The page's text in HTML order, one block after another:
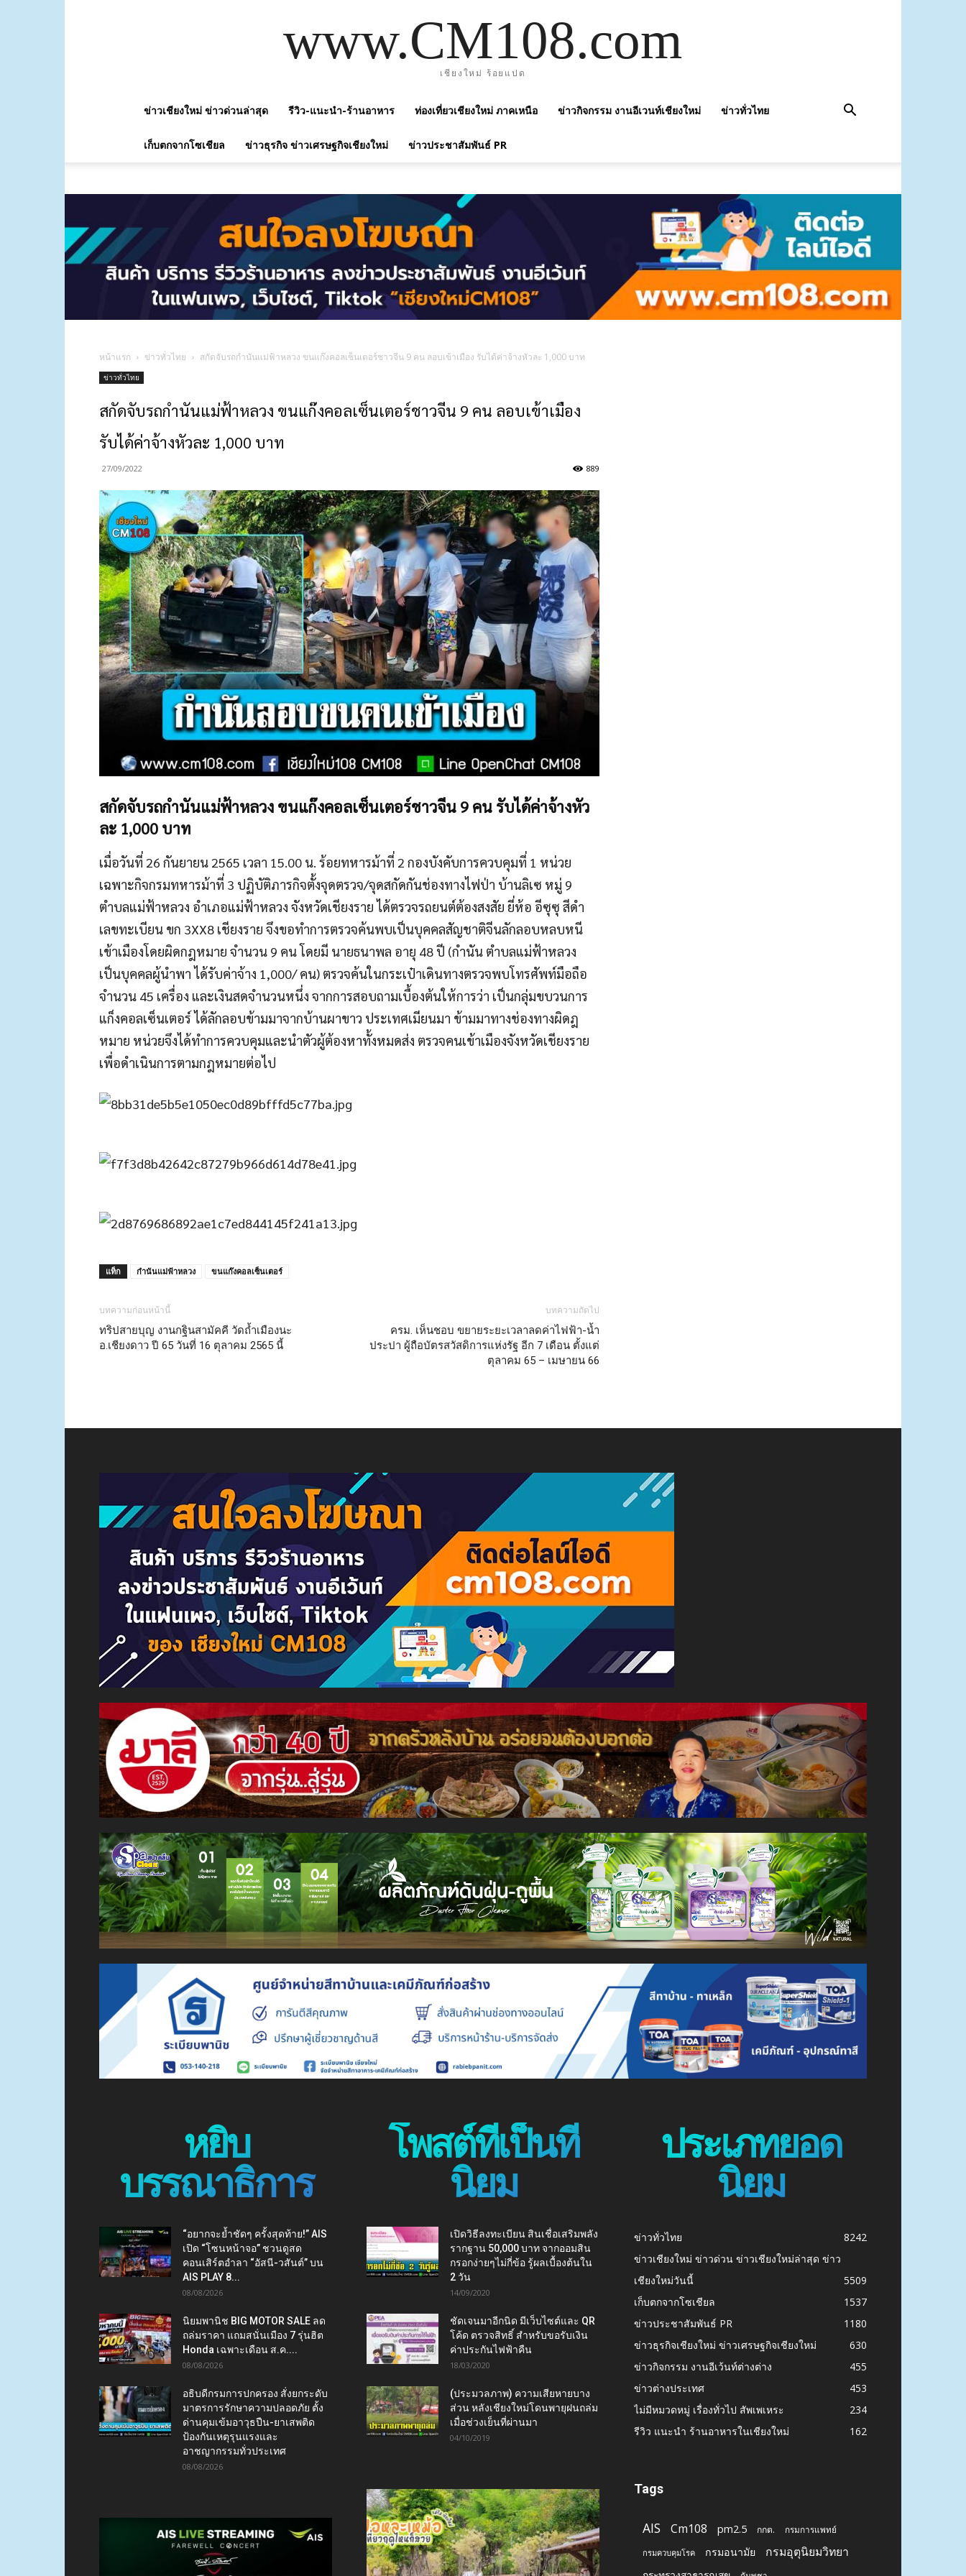
www.CM108.com
เชียงใหม่ ร้อยแปด
ข่าวเชียงใหม่ ข่าวด่วนล่าสุด รีวิว-แนะนำ-ร้านอาหาร ท่องเที่ยวเชียงใหม่ ภาคเหนือ ข่าวกิจกรรม งานอีเวนท์เชียงใหม่ ข่าวทั่วไทย
เก็บตกจากโซเชียล ข่าวธุรกิจ ข่าวเศรษฐกิจเชียงใหม่ ข่าวประชาสัมพันธ์ PR
หน้าแรก ข่าวทั่วไทย สกัดจับรถกำนันแม่ฟ้าหลวง ขนแก๊งคอลเซ็นเตอร์ชาวจีน 9 คน ลอบเข้าเมือง รับได้ค่าจ้างหัวละ 1,000 บาท
ข่าวทั่วไทย
สกัดจับรถกำนันแม่ฟ้าหลวง ขนแก๊งคอลเซ็นเตอร์ชาวจีน 9 คน ลอบเข้าเมือง
รับได้ค่าจ้างหัวละ 1,000 บาท
27/09/2022 889
สกัดจับรถกำนันแม่ฟ้าหลวง ขนแก๊งคอลเซ็นเตอร์ชาวจีน 9 คน รับได้ค่าจ้างหัว
ละ 1,000 บาท
เมื่อวันที่ 26 กันยายน 2565 เวลา 15.00 น. ร้อยทหารม้าที่ 2 กองบังคับการควบคุมที่ 1 หน่วย
เฉพาะกิจกรมทหารม้าที่ 3 ปฏิบัติภารกิจตั้งจุดตรวจ/จุดสกัดกันช่องทางไฟป่า บ้านลิเซ หมู่ 9
ตำบลแม่ฟ้าหลวง อำเภอแม่ฟ้าหลวง จังหวัดเชียงราย ได้ตรวจรถยนต์ต้องสงสัย ยี่ห้อ อีซุซุ สีดำ
เลขทะเบียน ขก 3XX8 เชียงราย จึงขอทำการตรวจค้นพบเป็นบุคคลสัญชาติจีนลักลอบหลบหนี
เข้าเมืองโดยผิดกฎหมาย จำนวน 9 คน โดยมี นายธนาพล อายุ 48 ปี (กำนัน ตำบลแม่ฟ้าหลวง
เป็นบุคคลผู้นำพา ได้รับค่าจ้าง 1,000/ คน) ตรวจค้นในกระเป๋าเดินทางตรวจพบโทรศัพท์มือถือ
จำนวน 45 เครื่อง และเงินสดจำนวนหนึ่ง จากการสอบถามเบื้องต้นให้การว่า เป็นกลุ่มขบวนการ
แก็งคอลเซ็นเตอร์ ได้ลักลอบข้ามมาจากบ้านผาขาว ประเทศเมียนมา ข้ามมาทางช่องทางผิดฎ
หมาย หน่วยจึงได้ทำการควบคุมและนำตัวผู้ต้องหาทั้งหมดส่ง ตรวจคนเข้าเมืองจังหวัดเชียงราย
เพื่อดำเนินการตามกฎหมายต่อไป
แท็ก กำนันแม่ฟ้าหลวง ขนแก๊งคอลเซ็นเตอร์
บทความก่อนหน้านี้
ทริปสายบุญ งานกฐินสามัคคี วัดถ้ำเมืองนะ
อ.เชียงดาว ปี 65 วันที่ 16 ตุลาคม 2565 นี้
บทความถัดไป
ครม. เห็นชอบ ขยายระยะเวลาลดค่าไฟฟ้า-น้ำ
ประปา ผู้ถือบัตรสวัสดิการแห่งรัฐ อีก 7 เดือน ตั้งแต่
ตุลาคม 65 – เมษายน 66
หยิบ
บรรณาธิการ
“อยากจะย้ำชัดๆ ครั้งสุดท้าย!” AIS
เปิด “โซนหน้าจอ” ชวนดูสด
คอนเสิร์ตอำลา “อัสนี-วสันต์” บน
AIS PLAY 8...
08/08/2026
นิยมพานิช BIG MOTOR SALE ลด
ถล่มราคา แถมสนั่นเมือง 7 รุ่นฮิต
Honda เฉพาะเดือน ส.ค....
08/08/2026
อธิบดีกรมการปกครอง สั่งยกระดับ
มาตรการรักษาความปลอดภัย ตั้ง
ด่านคุมเข้มอาวุธปืน-ยาเสพติด
ป้องกันเหตุรุนแรงและ
อาชญากรรมทั่วประเทศ
08/08/2026
โพสต์ที่เป็นที่
นิยม
เปิดวิธีลงทะเบียน สินเชื่อเสริมพลัง
รากฐาน 50,000 บาท จากออมสิน
กรอกง่ายๆไม่กี่ข้อ รู้ผลเบื้องต้นใน
2 วัน
14/09/2020
ชัดเจนมาอีกนิด มีเว็บไซต์และ QR
โค้ด ตรวจสิทธิ์ สำหรับขอรับเงิน
ค่าประกันไฟฟ้าคืน
18/03/2020
(ประมวลภาพ) ความเสียหายบาง
ส่วน หลังเชียงใหม่โดนพายุฝนถล่ม
เมื่อช่วงเย็นที่ผ่านมา
04/10/2019
ประเภทยอด
นิยม
ข่าวทั่วไทย
8242
ข่าวเชียงใหม่ ข่าวด่วน ข่าวเชียงใหม่ล่าสุด ข่าว
เชียงใหม่วันนี้
5509
เก็บตกจากโซเชียล
1537
ข่าวประชาสัมพันธ์ PR
1180
ข่าวธุรกิจเชียงใหม่ ข่าวเศรษฐกิจเชียงใหม่
630
ข่าวกิจกรรม งานอีเว้นท์ต่างต่าง
455
ข่าวต่างประเทศ
453
ไม่มีหมวดหมู่ เรื่องทั่วไป สัพเพเหระ
234
รีวิว แนะนำ ร้านอาหารในเชียงใหม่
162
Tags
AIS Cm108 pm2.5 กกต. กรมการแพทย์
กรมควบคุมโรค กรมอนามัย กรมอุตุนิยมวิทยา